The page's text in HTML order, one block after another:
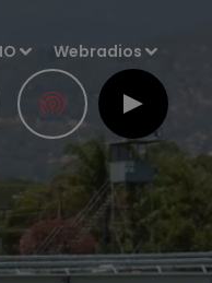
Webradios